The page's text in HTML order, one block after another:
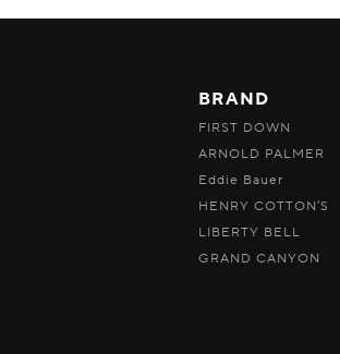
BRAND
FIRST DOWN
ARNOLD PALMER
Eddie Bauer
HENRY COTTON’S
LIBERTY BELL
GRAND CANYON